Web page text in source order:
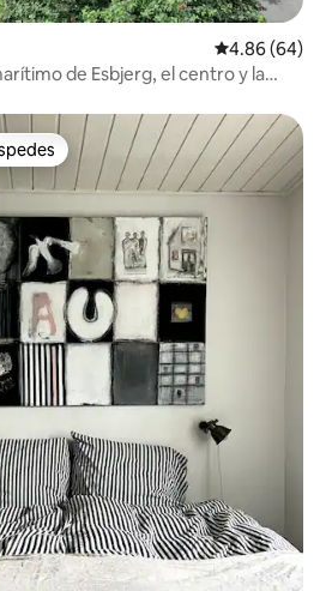
Calificación
4.86 (64)
de Esbjerg, el centro y la
preferido